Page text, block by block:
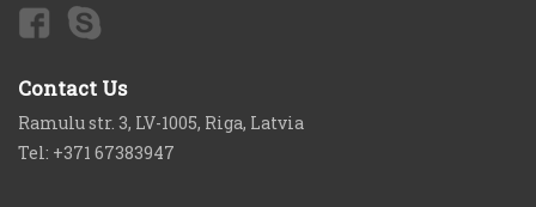
Contact Us
Ramulu str. 3, LV-1005, Riga, Latvia
Tel: +371 67383947